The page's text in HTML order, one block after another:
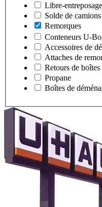
Libre-entreposage
Solde de
Remorques
Conteneurs U-
Accessoires de
Attaches de
Retours de boîtes
Propane
Boîtes de